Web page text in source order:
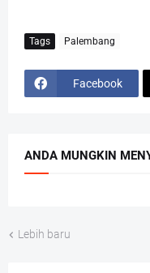
Tags Palembang
Facebook
ANDA MUNGKIN
Lebih baru